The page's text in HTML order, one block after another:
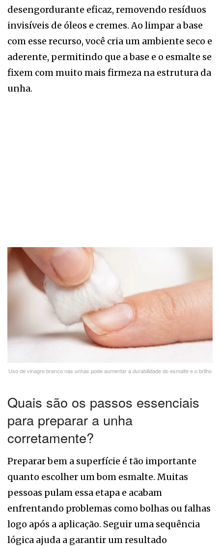
desengordurante eficaz, removendo resíduos
invisíveis de óleos e cremes. Ao limpar a base
com esse recurso, você cria um ambiente seco e
aderente, permitindo que a base e o esmalte se
fixem com muito mais firmeza na estrutura da
unha.
Uso de vinagre branco nas unhas pode aumentar a durabilidade do esmalte e o brilho
Quais são os passos essenciais
para preparar a unha
corretamente?
Preparar bem a superfície é tão importante
quanto escolher um bom esmalte. Muitas
pessoas pulam essa etapa e acabam
enfrentando problemas como bolhas ou falhas
logo após a aplicação. Seguir uma sequência
lógica ajuda a garantir um resultado